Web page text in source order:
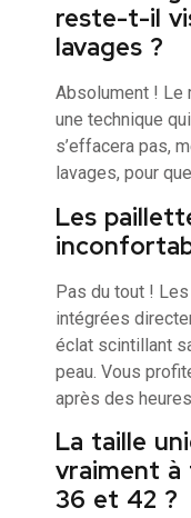
reste-t-il
lavages ?
Absolument ! Le
une technique
s’effacera pas,
lavages, pour
Les
Pas du tout !
intégrées
éclat scintillant
peau. Vous
après des
La taille
vraiment à
36 et 42 ?